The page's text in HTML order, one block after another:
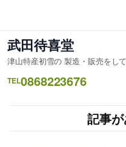
を
ス
キ
ッ
武田待喜堂
津山特産初雪の 製造・販売をして
TEL0868223676
記事